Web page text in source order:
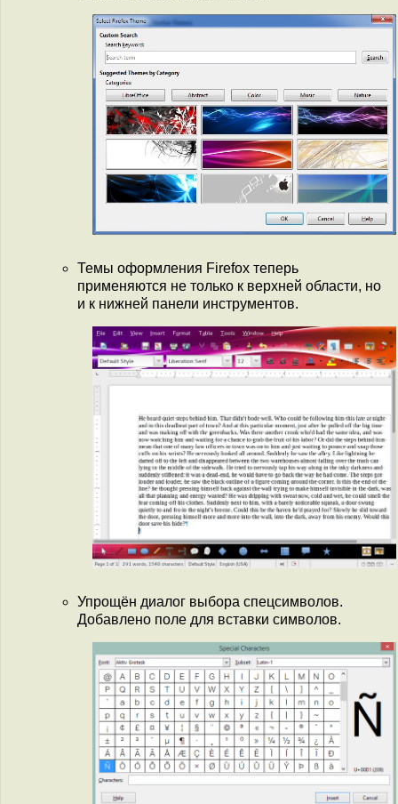
Темы оформления Firefox теперь
применяются не только к верхней области, но
и к нижней панели инструментов.
Упрощён диалог выбора спецсимволов.
Добавлено поле для вставки символов.